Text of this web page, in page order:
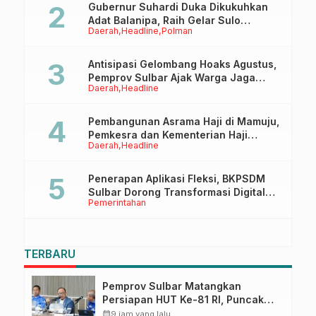
Daerah Headline Polman
Gubernur Suhardi Duka Dikukuhkan
Adat Balanipa, Raih Gelar Sulo
Tappidena
Daerah Headline
Antisipasi Gelombang Hoaks Agustus,
Pemprov Sulbar Ajak Warga Jaga
Ruang Digital
Daerah Headline
Pembangunan Asrama Haji di Mamuju,
Pemkesra dan Kementerian Haji
Sulbar Tinjau Lokasi
Pemerintahan
Penerapan Aplikasi Fleksi, BKPSDM
Sulbar Dorong Transformasi Digital
Sistem Kehadiran ASN
TERBARU
Pemprov Sulbar Matangkan
Persiapan HUT Ke-81 RI, Puncak
Upacara di Lapangan Ahmad
calendar_month9 jam yang lalu